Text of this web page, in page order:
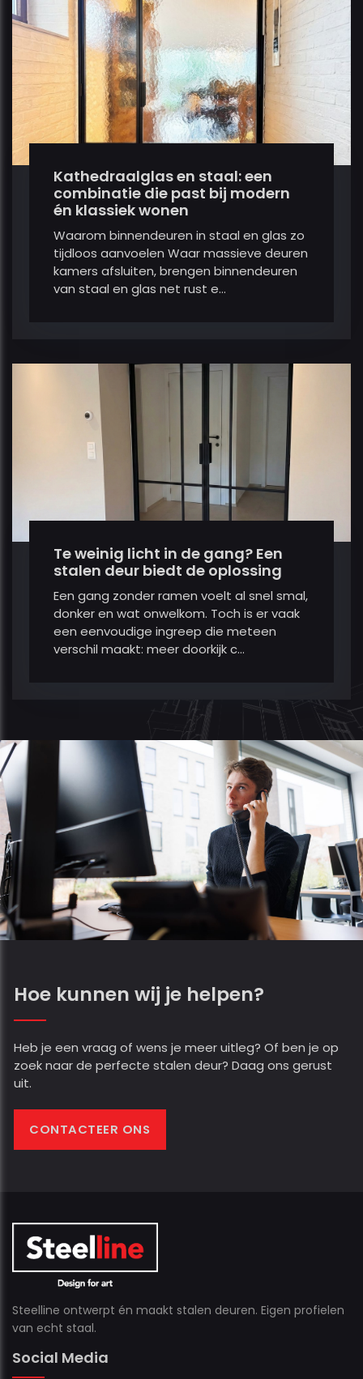
Kathedraalglas en staal: een
combinatie die past bij modern
én klassiek wonen
Waarom binnendeuren in staal en glas zo
tijdloos aanvoelen Waar massieve deuren
kamers afsluiten, brengen binnendeuren
van staal en glas net rust e...
Te weinig licht in de gang? Een
stalen deur biedt de oplossing
Een gang zonder ramen voelt al snel smal,
donker en wat onwelkom. Toch is er vaak
een eenvoudige ingreep die meteen
verschil maakt: meer doorkijk c...
Hoe kunnen wij je helpen?
Heb je een vraag of wens je meer uitleg? Of ben je op
zoek naar de perfecte stalen deur? Daag ons gerust
uit.
CONTACTEER ONS
Steelline ontwerpt én maakt stalen deuren. Eigen profielen
van echt staal.
Social Media